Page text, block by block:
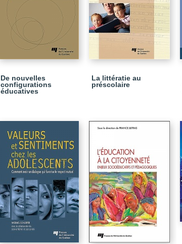
De nouvelles
configurations
éducatives
La littératie au
préscolaire